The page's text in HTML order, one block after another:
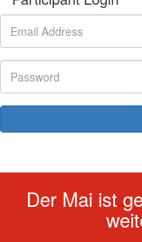
Der Mai ist